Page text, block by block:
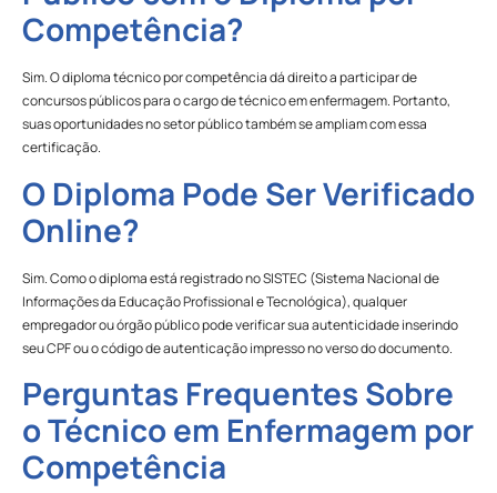
Competência?
Sim. O diploma técnico por competência dá direito a participar de
concursos públicos para o cargo de técnico em enfermagem. Portanto,
suas oportunidades no setor público também se ampliam com essa
certificação.
O Diploma Pode Ser Verificado
Online?
Sim. Como o diploma está registrado no SISTEC (Sistema Nacional de
Informações da Educação Profissional e Tecnológica), qualquer
empregador ou órgão público pode verificar sua autenticidade inserindo
seu CPF ou o código de autenticação impresso no verso do documento.
Perguntas Frequentes Sobre
o Técnico em Enfermagem por
Competência